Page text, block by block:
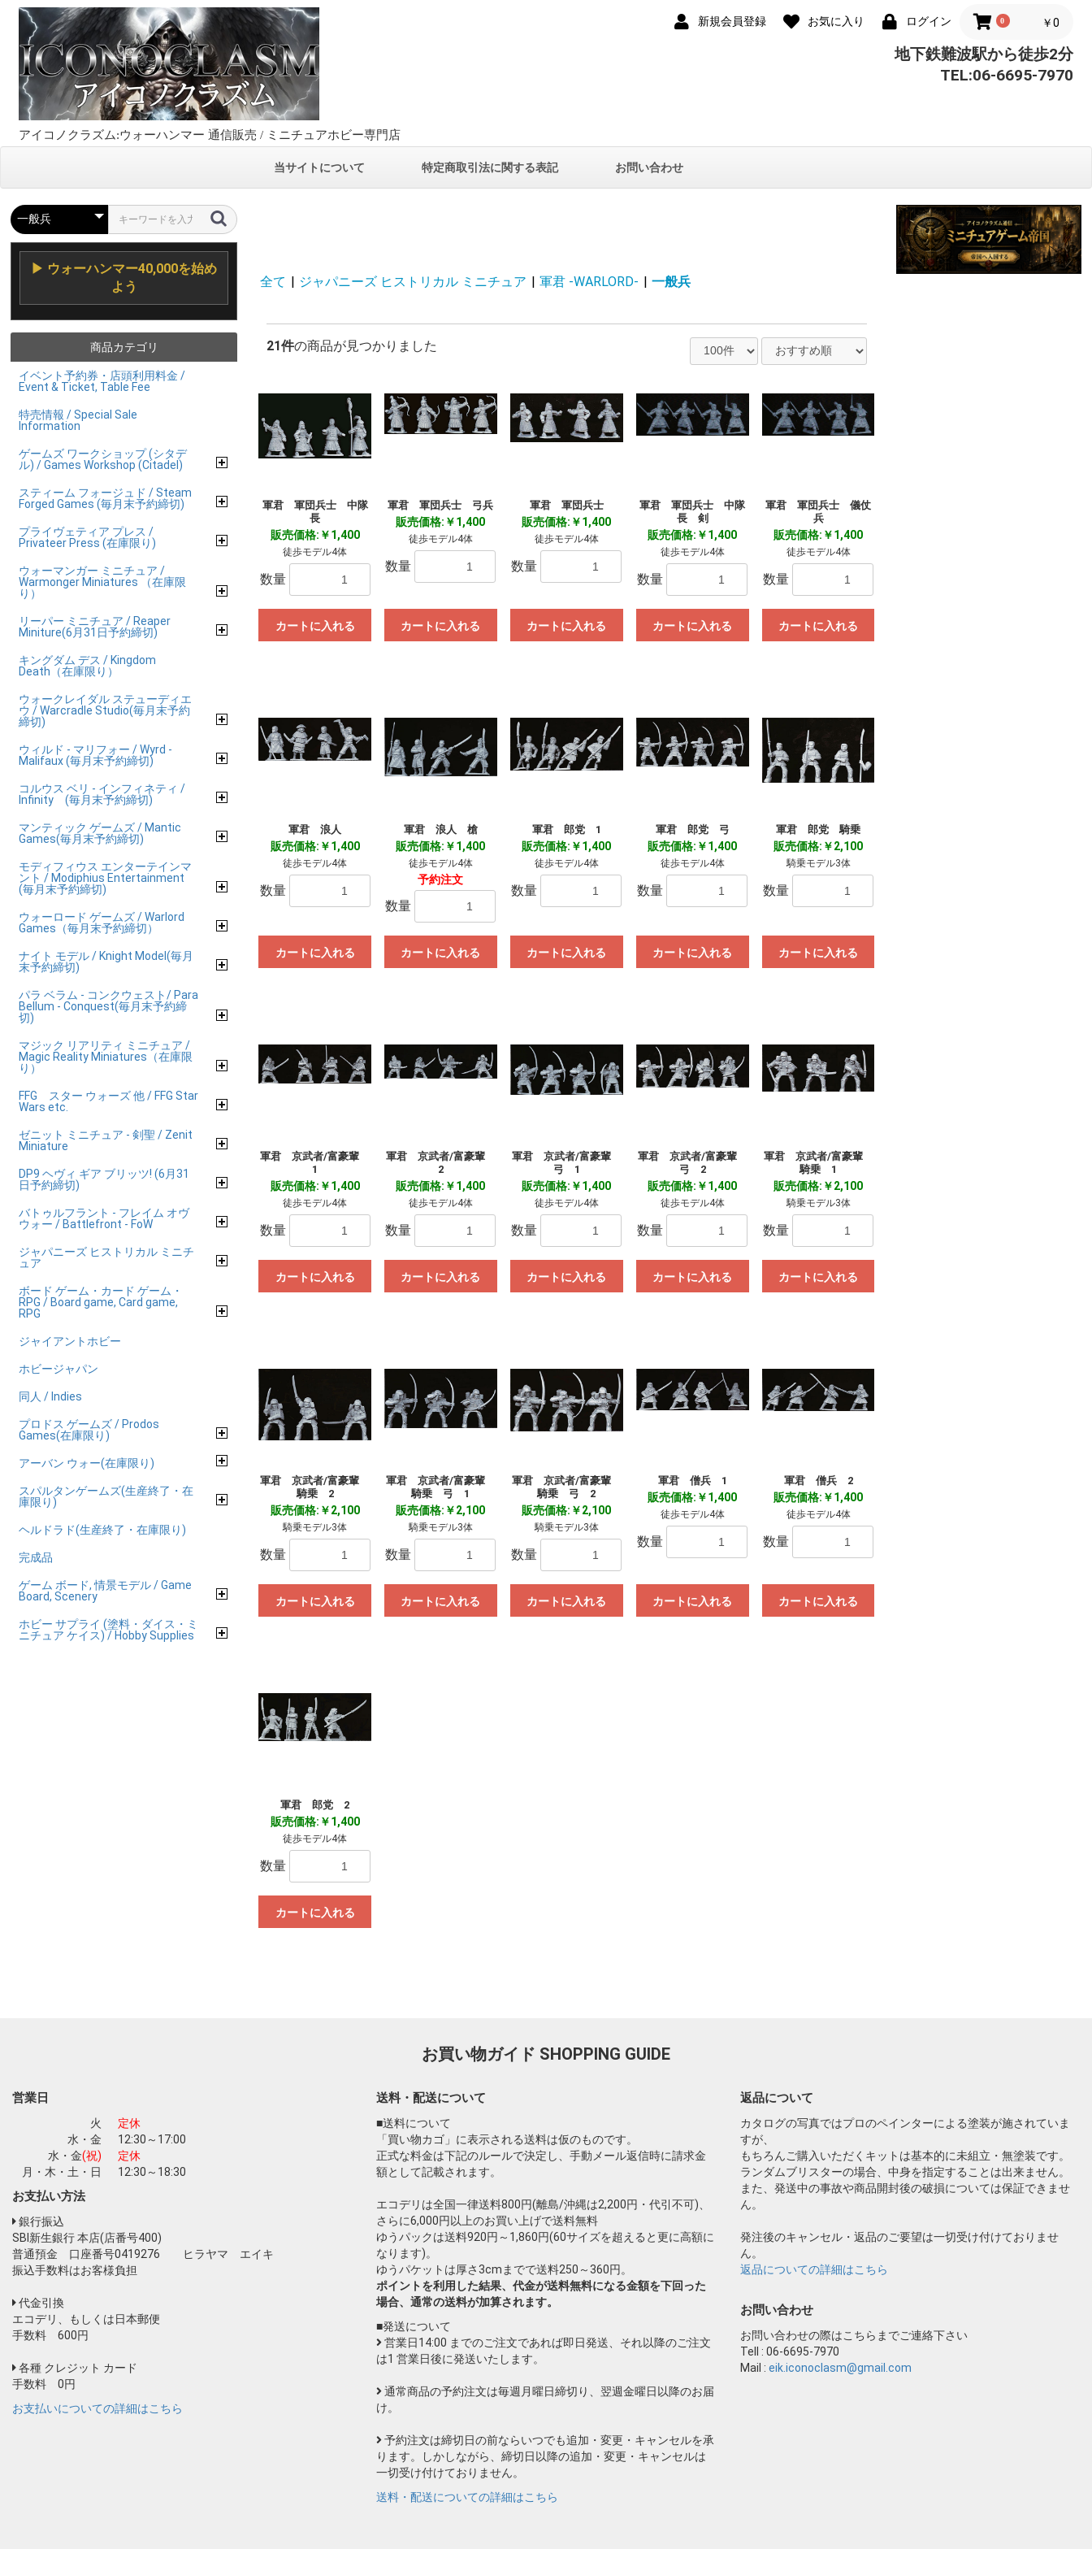
新規会員登録 お気に入り ログイン 0 ￥0
アイコノクラズム:ウォーハンマー 通信販売 / ミニチュアホビー専門店
地下鉄難波駅から徒歩2分
TEL:06-6695-7970
当サイトについて 特定商取引法に関する表記 お問い合わせ
▶ ウォーハンマー40,000を始め
よう
商品カテゴリ
イベント予約券・店頭利用料金 /
Event & Ticket, Table Fee
特売情報 / Special Sale
Information
ゲームズ ワークショップ (シタデ
ル) / Games Workshop (Citadel)
スティーム フォージュド / Steam
Forged Games (毎月末予約締切)
プライヴェティア プレス /
Privateer Press (在庫限り)
ウォーマンガー ミニチュア /
Warmonger Miniatures （在庫限
り）
リーパー ミニチュア / Reaper
Miniture(6月31日予約締切)
キングダム デス / Kingdom
Death（在庫限り）
ウォークレイダル ステューディエ
ウ / Warcradle Studio(毎月末予約
締切)
ウィルド - マリフォー / Wyrd -
Malifaux (毎月末予約締切)
コルウス ベリ - インフィネティ /
Infinity (毎月末予約締切)
マンティック ゲームズ / Mantic
Games(毎月末予約締切)
モディフィウス エンターテインマ
ント / Modiphius Entertainment
(毎月末予約締切)
ウォーロード ゲームズ / Warlord
Games（毎月末予約締切）
ナイト モデル / Knight Model(毎月
末予約締切)
パラ ベラム - コンクウェスト/ Para
Bellum - Conquest(毎月末予約締
切)
マジック リアリティ ミニチュア /
Magic Reality Miniatures（在庫限
り）
FFG スター ウォーズ 他 / FFG Star
Wars etc.
ゼニット ミニチュア - 剣聖 / Zenit
Miniature
DP9 ヘヴィ ギア ブリッツ! (6月31
日予約締切)
バトゥルフラント - フレイム オヴ
ウォー / Battlefront - FoW
ジャパニーズ ヒストリカル ミニチ
ュア
ボード ゲーム・カード ゲーム・
RPG / Board game, Card game,
RPG
ジャイアントホビー
ホビージャパン
同人 / Indies
プロドス ゲームズ / Prodos
Games(在庫限り)
アーバン ウォー(在庫限り)
スパルタンゲームズ(生産終了・在
庫限り)
ヘルドラド(生産終了・在庫限り)
完成品
ゲーム ボード, 情景モデル / Game
Board, Scenery
ホビー サプライ (塗料・ダイス・ミ
ニチュア ケイス) / Hobby Supplies
全て | ジャパニーズ ヒストリカル ミニチュア | 軍君 -WARLORD- | 一般兵
21件の商品が見つかりました
軍君 軍団兵士 中隊
長
販売価格:￥1,400
徒歩モデル4体
数量
カートに入れる
軍君 軍団兵士 弓兵
販売価格:￥1,400
徒歩モデル4体
数量
カートに入れる
軍君 軍団兵士
販売価格:￥1,400
徒歩モデル4体
数量
カートに入れる
軍君 軍団兵士 中隊
長 剣
販売価格:￥1,400
徒歩モデル4体
数量
カートに入れる
軍君 軍団兵士 儀仗
兵
販売価格:￥1,400
徒歩モデル4体
数量
カートに入れる
軍君 浪人
販売価格:￥1,400
徒歩モデル4体
数量
カートに入れる
軍君 浪人 槍
販売価格:￥1,400
徒歩モデル4体
予約注文
数量
カートに入れる
軍君 郎党 1
販売価格:￥1,400
徒歩モデル4体
数量
カートに入れる
軍君 郎党 弓
販売価格:￥1,400
徒歩モデル4体
数量
カートに入れる
軍君 郎党 騎乗
販売価格:￥2,100
騎乗モデル3体
数量
カートに入れる
軍君 京武者/富豪輩
1
販売価格:￥1,400
徒歩モデル4体
数量
カートに入れる
軍君 京武者/富豪輩
2
販売価格:￥1,400
徒歩モデル4体
数量
カートに入れる
軍君 京武者/富豪輩
弓 1
販売価格:￥1,400
徒歩モデル4体
数量
カートに入れる
軍君 京武者/富豪輩
弓 2
販売価格:￥1,400
徒歩モデル4体
数量
カートに入れる
軍君 京武者/富豪輩
騎乗 1
販売価格:￥2,100
騎乗モデル3体
数量
カートに入れる
軍君 京武者/富豪輩
騎乗 2
販売価格:￥2,100
騎乗モデル3体
数量
カートに入れる
軍君 京武者/富豪輩
騎乗 弓 1
販売価格:￥2,100
騎乗モデル3体
数量
カートに入れる
軍君 京武者/富豪輩
騎乗 弓 2
販売価格:￥2,100
騎乗モデル3体
数量
カートに入れる
軍君 僧兵 1
販売価格:￥1,400
徒歩モデル4体
数量
カートに入れる
軍君 僧兵 2
販売価格:￥1,400
徒歩モデル4体
数量
カートに入れる
軍君 郎党 2
販売価格:￥1,400
徒歩モデル4体
数量
カートに入れる
お買い物を続ける カートへ進む
お買い物ガイド SHOPPING GUIDE
営業日
火
定休
水・金
12:30～17:00
水・金(祝)
定休
月・木・土・日
12:30～18:30
お支払い方法
銀行振込
SBI新生銀行 本店(店番号400)
普通預金 口座番号0419276 ヒラヤマ エイキ
振込手数料はお客様負担
代金引換
エコデリ、もしくは日本郵便
手数料 600円
各種 クレジット カード
手数料 0円
お支払いについての詳細はこちら
送料・配送について
■送料について
「買い物カゴ」に表示される送料は仮のものです。
正式な料金は下記のルールで決定し、手動メール返信時に請求金
額として記載されます。
エコデリは全国一律送料800円(離島/沖縄は2,200円・代引不可)、
さらに6,000円以上のお買い上げで送料無料
ゆうパックは送料920円～1,860円(60サイズを超えると更に高額に
なります)。
ゆうパケットは厚さ3cmまでで送料250～360円。
ポイントを利用した結果、代金が送料無料になる金額を下回った
場合、通常の送料が加算されます。
■発送について
営業日14:00 までのご注文であれば即日発送、それ以降のご注文
は1 営業日後に発送いたします。
通常商品の予約注文は毎週月曜日締切り、翌週金曜日以降のお届
け。
予約注文は締切日の前ならいつでも追加・変更・キャンセルを承
ります。しかしながら、締切日以降の追加・変更・キャンセルは
一切受け付けておりません。
送料・配送についての詳細はこちら
返品について
カタログの写真ではプロのペインターによる塗装が施されていま
すが、
もちろんご購入いただくキットは基本的に未組立・無塗装です。
ランダムブリスターの場合、中身を指定することは出来ません。
また、発送中の事故や商品開封後の破損については保証できませ
ん。
発注後のキャンセル・返品のご要望は一切受け付けておりませ
ん。
返品についての詳細はこちら
お問い合わせ
お問い合わせの際はこちらまでご連絡下さい
Tell : 06-6695-7970
Mail : eik.iconoclasm@gmail.com